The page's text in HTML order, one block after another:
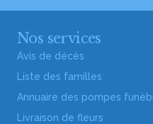
Nos services
Avis de décès
Liste des familles
Annuaire des pompes
Livraison de fleurs